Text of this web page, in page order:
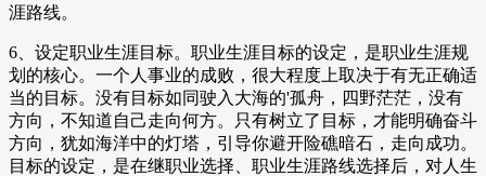
涯路线。
6、设定职业生涯目标。职业生涯目标的设定，是职业生涯规
划的核心。一个人事业的成败，很大程度上取决于有无正确适
当的目标。没有目标如同驶入大海的'孤舟，四野茫茫，没有
方向，不知道自己走向何方。只有树立了目标，才能明确奋斗
方向，犹如海洋中的灯塔，引导你避开险礁暗石，走向成功。
目标的设定，是在继职业选择、职业生涯路线选择后，对人生